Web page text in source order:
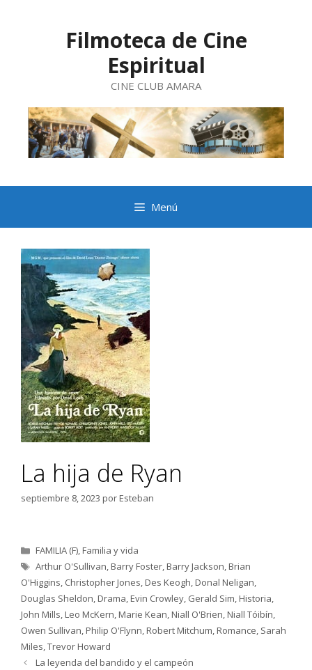
Filmoteca de Cine
Espiritual
CINE CLUB AMARA
Menú
La hija de Ryan
septiembre 8, 2023 porEsteban
Categorías
FAMILIA (F),Familia y vida
Etiquetas
Arthur O'Sullivan,Barry Foster,Barry Jackson,Brian
O'Higgins, Christopher Jones,Des Keogh,Donal Neligan,
Douglas Sheldon,Drama,Evin Crowley, Gerald Sim,Historia,
John Mills,Leo McKern,Marie Kean,Niall O'Brien,Niall Tóibín,
Owen Sullivan,Philip O'Flynn,Robert Mitchum,Romance, Sarah
Miles,Trevor Howard
La leyenda del bandido y el campeón